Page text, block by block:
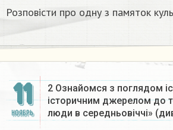
Розповісти про одну з памяток
11
НОЯБРЬ
2 Ознайомся з поглядом
історичним джерелом до
люди в середньовіччі»